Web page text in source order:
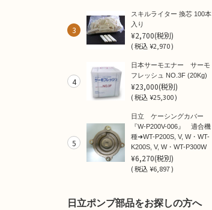
3
スキルライター 換芯 100本
入り
¥2,700(税別)
(税込¥2,970 )
4
日本サーモエナー サーモ
フレッシュ NO.3F (20Kg)
¥23,000(税別)
(税込¥25,300 )
5
日立 ケーシングカバー
『W-P200V-006』 適合機
種➜WT-P200S, V, W・WT-
K200S, V, W・WT-P300W
¥6,270(税別)
(税込¥6,897 )
日立ポンプ部品をお探しの方へ